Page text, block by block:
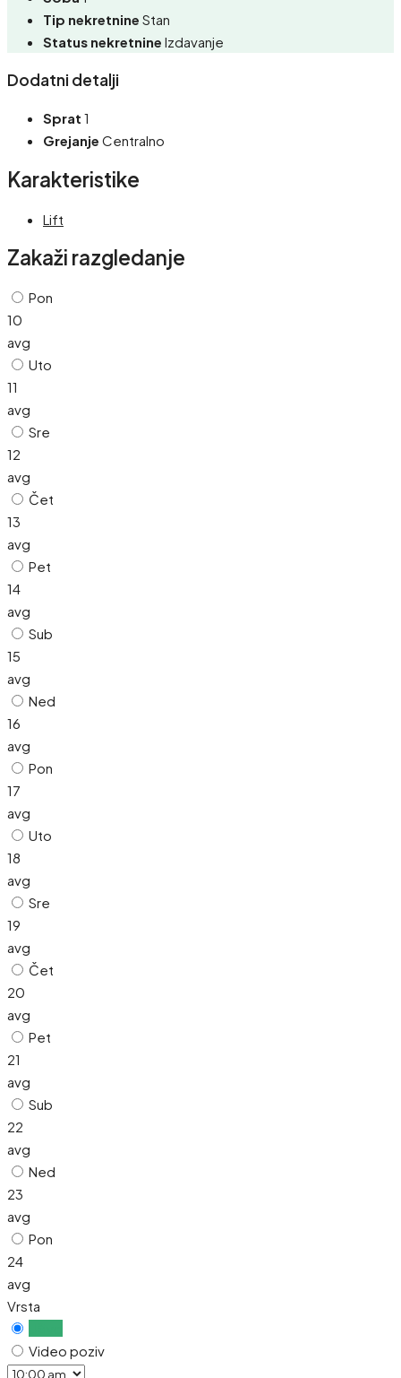
Tip nekretnine Stan
Status nekretnine Izdavanje
Dodatni detalji
Sprat 1
Grejanje Centralno
Karakteristike
Lift
Zakaži razgledanje
Pon
10
avg
Uto
11
avg
Sre
12
avg
Čet
13
avg
Pet
14
avg
Sub
15
avg
Ned
16
avg
Pon
17
avg
Uto
18
avg
Sre
19
avg
Čet
20
avg
Pet
21
avg
Sub
22
avg
Ned
23
avg
Pon
24
avg
Vrsta
Video poziv